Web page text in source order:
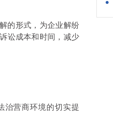
的形式，为企业解纷
讼成本和时间，减少
治营商环境的切实提